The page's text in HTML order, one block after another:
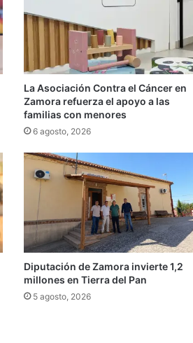
La Asociación Contra el Cáncer en
Zamora refuerza el apoyo a las
familias con menores
6 agosto, 2026
Diputación de Zamora invierte 1,2
millones en Tierra del Pan
5 agosto, 2026